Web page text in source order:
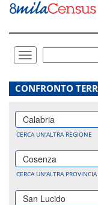
Vai
direttamente
Toggle
navigation
.
CONFRONTO
Calabria
CERCA UN'ALTRA REGIONE
Cosenza
CERCA UN'ALTRA PROVINCIA
San Lucido